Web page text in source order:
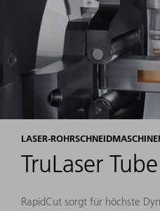
LASER-
TruLaser
RapidCut sorgt für höchste